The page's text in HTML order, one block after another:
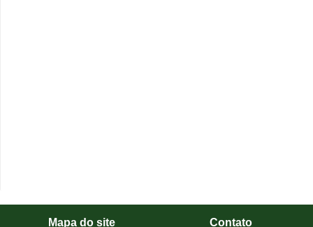
Mapa do site Contato